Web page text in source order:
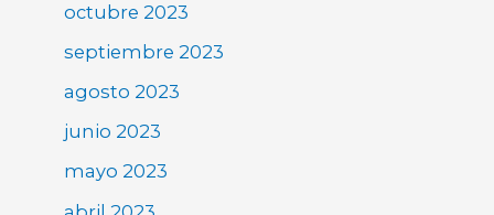
octubre 2023
septiembre 2023
agosto 2023
junio 2023
mayo 2023